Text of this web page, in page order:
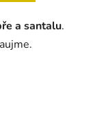
a santalu.